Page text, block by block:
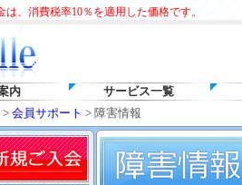
、消費税率10％を適用した価格です。
内
サービス一覧
> 会員サポート > 障害情報